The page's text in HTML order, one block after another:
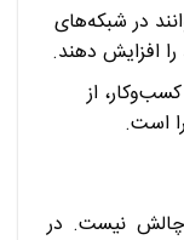
در شبکه‌های
افزایش دهند.
از
است.
چالش نیست. در